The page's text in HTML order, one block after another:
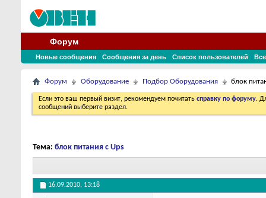
Форум
Новые сообщения Сообщения за день Список пользователей
Форум Оборудование Подбор Оборудования блок
Если это ваш первый визит, рекомендуем почитать справку по форуму.
сообщений выберите раздел.
Тема: блок питания с Ups
16.09.2010, 13:18